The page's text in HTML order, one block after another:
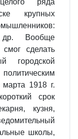
ряда
крупных
Вообще
смог сделать
городской
1918 г.
срок
кузня,
школы,